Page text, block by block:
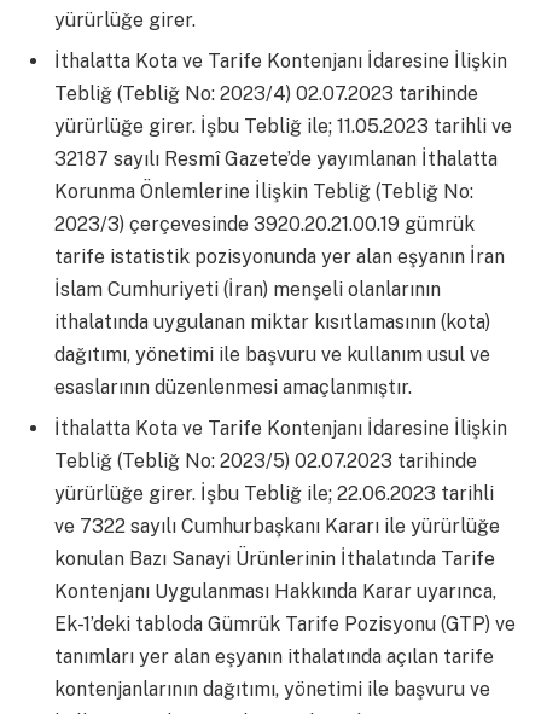
yürürlüğe girer.
İthalatta Kota ve Tarife Kontenjanı İdaresine İlişkin
Tebliğ (Tebliğ No: 2023/4) 02.07.2023 tarihinde
yürürlüğe girer. İşbu Tebliğ ile; 11.05.2023 tarihli ve
32187 sayılı Resmî Gazete’de yayımlanan İthalatta
Korunma Önlemlerine İlişkin Tebliğ (Tebliğ No:
2023/3) çerçevesinde 3920.20.21.00.19 gümrük
tarife istatistik pozisyonunda yer alan eşyanın İran
İslam Cumhuriyeti (İran) menşeli olanlarının
ithalatında uygulanan miktar kısıtlamasının (kota)
dağıtımı, yönetimi ile başvuru ve kullanım usul ve
esaslarının düzenlenmesi amaçlanmıştır.
İthalatta Kota ve Tarife Kontenjanı İdaresine İlişkin
Tebliğ (Tebliğ No: 2023/5) 02.07.2023 tarihinde
yürürlüğe girer. İşbu Tebliğ ile; 22.06.2023 tarihli
ve 7322 sayılı Cumhurbaşkanı Kararı ile yürürlüğe
konulan Bazı Sanayi Ürünlerinin İthalatında Tarife
Kontenjanı Uygulanması Hakkında Karar uyarınca,
Ek-1’deki tabloda Gümrük Tarife Pozisyonu (GTP) ve
tanımları yer alan eşyanın ithalatında açılan tarife
kontenjanlarının dağıtımı, yönetimi ile başvuru ve